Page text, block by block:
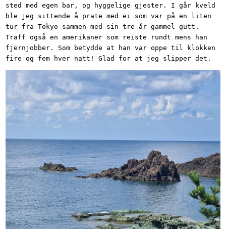
sted med egen bar, og hyggelige gjester. I går kveld
ble jeg sittende å prate med ei som var på en liten
tur fra Tokyo sammen med sin tre år gammel gutt.
Traff også en amerikaner som reiste rundt mens han
fjernjobber. Som betydde at han var oppe til klokken
fire og fem hver natt! Glad for at jeg slipper det.